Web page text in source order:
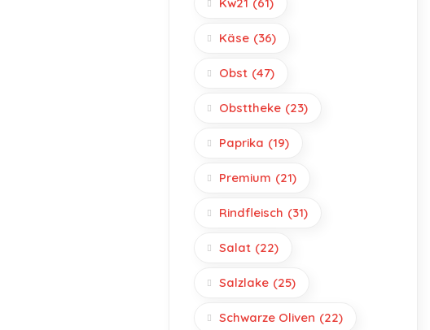
Käse (36)
Obst (47)
Obsttheke (23)
Paprika (19)
Premium (21)
Rindfleisch (31)
Salat (22)
Salzlake (25)
Schwarze Oliven (22)